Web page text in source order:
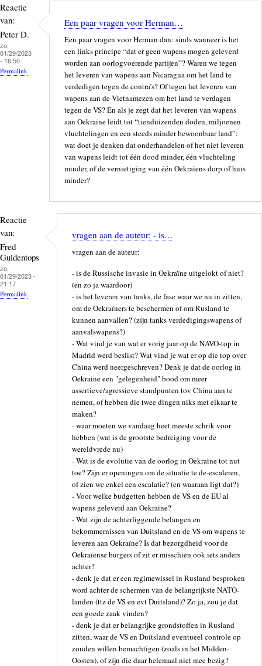
Reactie
van:
Peter D.
zo,
01/29/2023
- 16:50
Permalink
Een paar vragen voor Herman…
Een paar vragen voor Herman dan: sinds wanneer is het
een links principe “dat er geen wapens mogen geleverd
worden aan oorlogvoerende partijen”? Waren we tegen
het leveren van wapens aan Nicaragua om het land te
verdedigen tegen de contra’s? Of tegen het leveren van
wapens aan de Vietnamezen om het land te verdagen
tegen de VS? En als je zegt dat het leveren van wapens
aan Oekraïne leidt tot “tienduizenden doden, miljoenen
vluchtelingen en een steeds minder bewoonbaar land”:
wat doet je denken dat onderhandelen of het niet leveren
van wapens leidt tot één dood minder, één vluchteling
minder, of de vernietiging van één Oekraïens dorp of huis
minder?
Reactie
van:
Fred
Guldentops
zo,
01/29/2023 -
21:17
Permalink
vragen aan de auteur: - is…
vragen aan de auteur:
- is de Russische invasie in Oekraïne uitgelokt of niet?
(en zo ja waardoor)
- is het leveren van tanks, de fase waar we nu in zitten,
om de Oekraïners te beschermen of om Rusland te
kunnen aanvallen? (zijn tanks verdedigingswapens of
aanvalswapens?)
- Wat vind je van wat er vorig jaar op de NAVO-top in
Madrid werd beslist? Wat vind je wat er op die top over
China werd neergeschreven? Denk je dat de oorlog in
Oekraine een "gelegenheid" bood om meer
assertieve/agressieve standpunten tov China aan te
nemen, of hebben die twee dingen niks met elkaar te
maken?
- waar moeten we vandaag heet meeste schrik voor
hebben (wat is de grootste bedreiging voor de
wereldvrede nu)
- Wat is de evolutie van de oorlog in Oekraïne tot nut
toe? Zijn er openingen om de situatie te de-escaleren,
of zien we enkel een escalatie? (en waaraan ligt dat?)
- Voor welke budgetten hebben de VS en de EU al
wapens geleverd aan Oekraïne?
- Wat zijn de achterliggende belangen en
bekommernissen van Duitsland en de VS om wapens te
leveren aan Oekraïne? Is dat bezorgdheid voor de
Oekraïense burgers of zit er misschien ook iets anders
achter?
- denk je dat er een regimewissel in Rusland besproken
word achter de schermen van de belangrijkste NATO-
landen (ttz de VS en evt Duitsland)? Zo ja, zou je dat
een goede zaak vinden?
- denk je dat er belangrijke grondstoffen in Rusland
zitten, waar de VS en Duitsland eventueel controle op
zouden willen bemachtigen (zoals in het Midden-
Oosten), of zijn die daar helemaal niet mee bezig?